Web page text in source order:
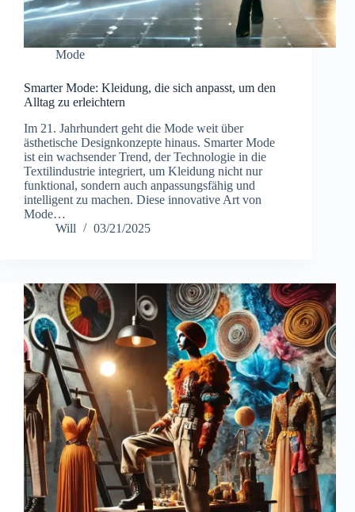
Mode
Smarter Mode: Kleidung, die sich anpasst, um den
Alltag zu erleichtern
Im 21. Jahrhundert geht die Mode weit über
ästhetische Designkonzepte hinaus. Smarter Mode
ist ein wachsender Trend, der Technologie in die
Textilindustrie integriert, um Kleidung nicht nur
funktional, sondern auch anpassungsfähig und
intelligent zu machen. Diese innovative Art von
Mode…
Will
03/21/2025